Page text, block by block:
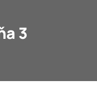
Realizácie
3